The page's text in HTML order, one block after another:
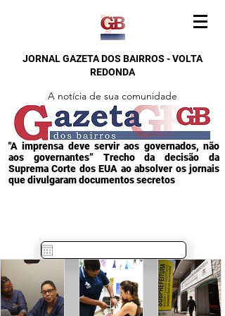
JORNAL GAZETA DOS BAIRROS - VOLTA
REDONDA
A notícia de sua comunidade
"A imprensa deve servir aos governados, não
aos governantes” Trecho da decisão da
Suprema Corte dos EUA ao absolver os jornais
que divulgaram documentos secretos